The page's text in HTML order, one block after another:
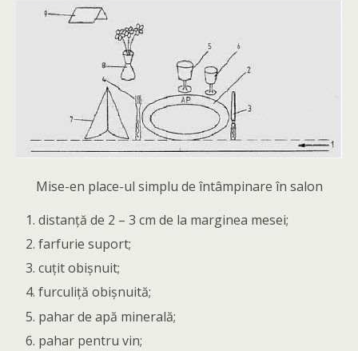
Mise-en place-ul simplu de întâmpinare în salon
distanţă de 2 – 3 cm de la marginea mesei;
farfurie suport;
cuţit obişnuit;
furculiţă obişnuită;
pahar de apă minerală;
pahar pentru vin;